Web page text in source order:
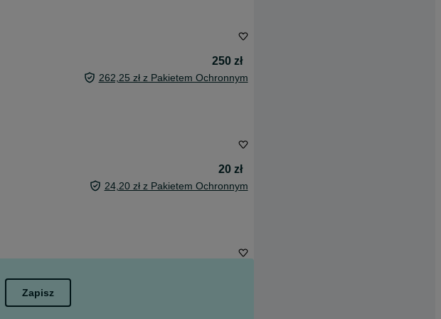
250 zł
262,25 zł z Pakietem Ochronnym
20 zł
24,20 zł z Pakietem Ochronnym
Zapisz